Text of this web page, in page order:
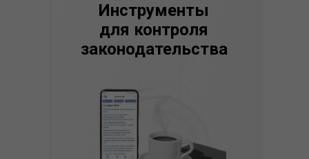
Инструменты
для контроля
законодательства